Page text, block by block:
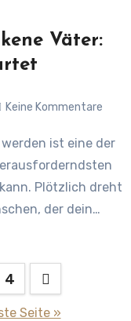
Väter:
Keine Kommentare
Plötzlich dreht
der dein…
4
Seite »